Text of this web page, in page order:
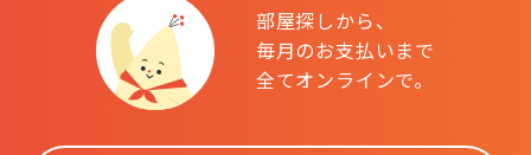
部屋探しから、
毎月のお支払いまで
全てオンラインで。